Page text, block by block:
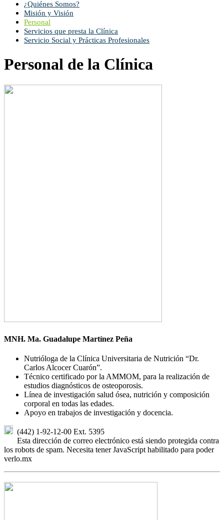
¿Quiénes Somos?
Misión y Visión
Personal
Servicios que presta la Clínica
Servicio Social y Prácticas Profesionales
Personal de la Clínica
MNH. Ma. Guadalupe Martínez Peña
Nutrióloga de la Clínica Universitaria de Nutrición “Dr.
Carlos Alcocer Cuarón”.
Técnico certificado por la AMMOM, para la realización de
estudios diagnósticos de osteoporosis.
Línea de investigación salud ósea, nutrición y composición
corporal en todas las edades.
Apoyo en trabajos de investigación y docencia.
(442) 1-92-12-00 Ext. 5395
Esta dirección de correo electrónico está siendo protegida contra
los robots de spam. Necesita tener JavaScript habilitado para poder
verlo.mx